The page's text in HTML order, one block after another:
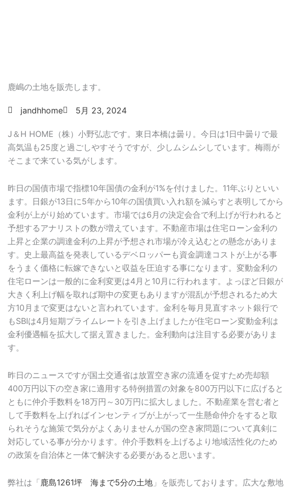
鹿嶋の土地を販売します。
jandhhome 5月 23, 2024
J＆H HOME（株）小野弘志です。東日本橋は曇り。今日は1日中曇りで最
高気温も25度と過ごしやすそうですが、少しムシムシしています。梅雨が
そこまで来ている気がします。
昨日の国債市場で指標10年国債の金利が1%を付けました。11年ぶりといい
ます。日銀が13日に5年から10年の国債買い入れ額を減らすと表明してから
金利が上がり始めています。市場では6月の決定会合で利上げが行われると
予想するアナリストの数が増えています。不動産市場は住宅ローン金利の
上昇と企業の調達金利の上昇が予想され市場が冷え込むとの懸念がありま
す。史上最高益を発表しているデベロッパーも資金調達コストが上がる事
をうまく価格に転嫁できないと収益を圧迫する事になります。変動金利の
住宅ローンは一般的に金利変更は4月と10月に行われます。よっぽど日銀が
大きく利上げ幅を取れば期中の変更もありますが混乱が予想されるため大
方10月まで変更はないと言われています。金利を毎月見直すネット銀行で
もSBIは4月短期プライムレートを引き上げましたが住宅ローン変動金利は
金利優遇幅を拡大して据え置きました。金利動向は注目する必要がありま
す。
昨日のニュースですが国土交通省は放置空き家の流通を促すため売却額
400万円以下の空き家に適用する特例措置の対象を800万円以下に広げると
ともに仲介手数料を18万円～30万円に拡大しました。不動産業を営む者と
して手数料を上げればインセンティブが上がって一生懸命仲介をすると取
られそうな施策で気分がよくありませんが国の空き家問題について真剣に
対応している事が分かります。仲介手数料を上げるより地域活性化のため
の政策を自治体と一体で解決する必要があると思います。
弊社は「鹿島1261坪 海まで5分の土地 」を販売しております。広大な敷地